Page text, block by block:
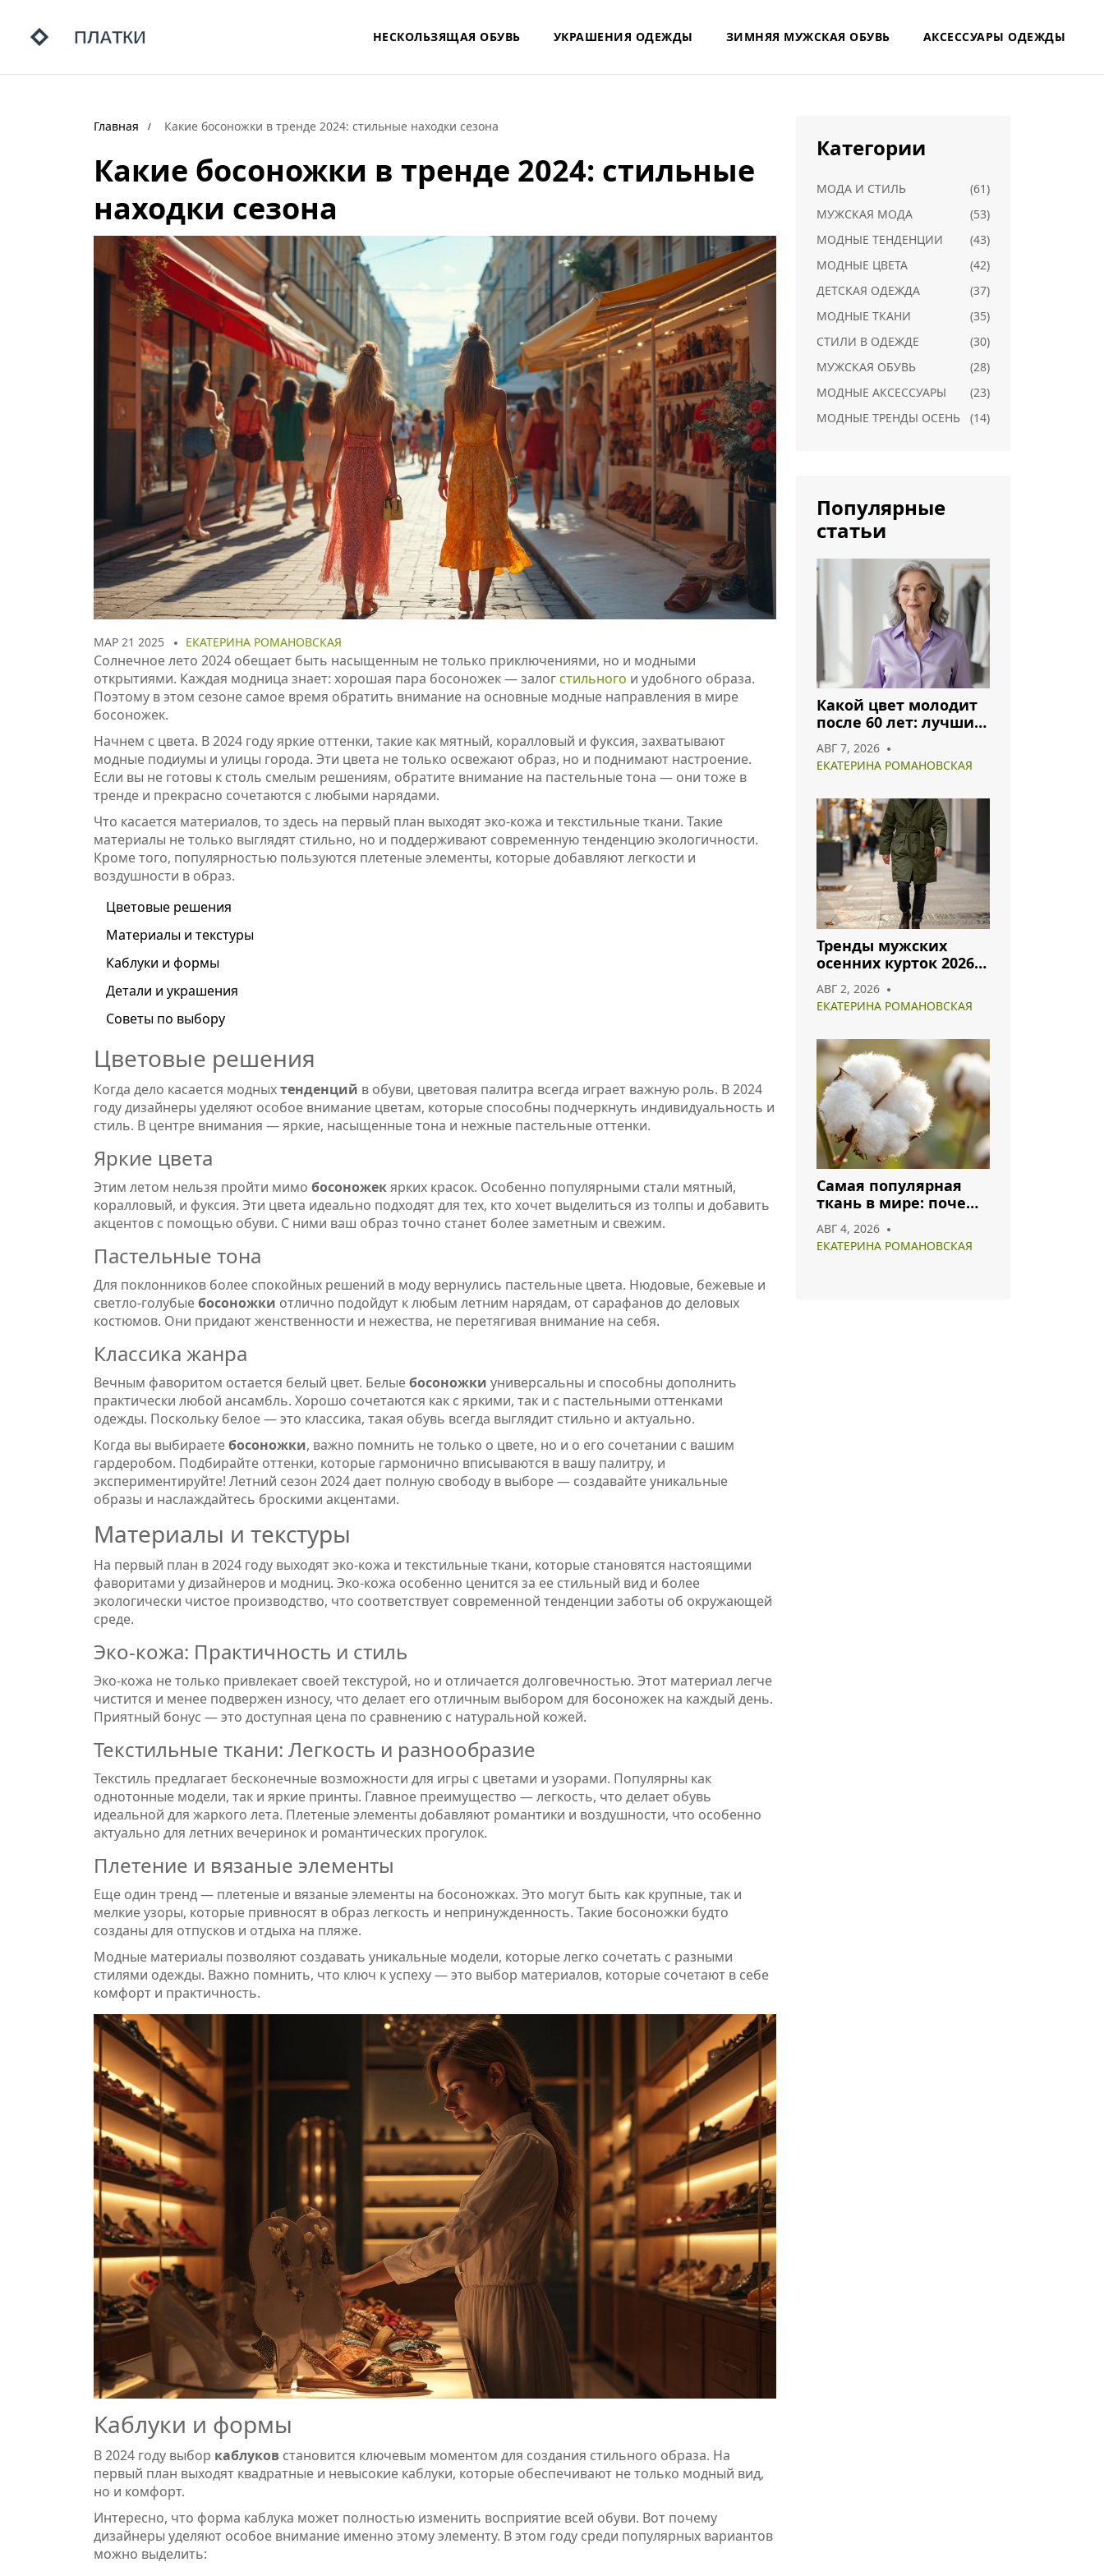
НЕСКОЛЬЗЯЩАЯ ОБУВЬ УКРАШЕНИЯ ОДЕЖДЫ ЗИМНЯЯ МУЖСКАЯ ОБУВЬ АКСЕССУАРЫ ОДЕЖДЫ
Главная Какие босоножки в тренде 2024: стильные находки сезона
Какие босоножки в тренде 2024: стильные
находки сезона
МАР 21 2025 ЕКАТЕРИНА РОМАНОВСКАЯ
Солнечное лето 2024 обещает быть насыщенным не только приключениями, но и модными
открытиями. Каждая модница знает: хорошая пара босоножек — залогстильного и удобного образа.
Поэтому в этом сезоне самое время обратить внимание на основные модные направления в мире
босоножек.
Начнем с цвета. В 2024 году яркие оттенки, такие как мятный, коралловый и фуксия, захватывают
модные подиумы и улицы города. Эти цвета не только освежают образ, но и поднимают настроение.
Если вы не готовы к столь смелым решениям, обратите внимание на пастельные тона — они тоже в
тренде и прекрасно сочетаются с любыми нарядами.
Что касается материалов, то здесь на первый план выходят эко-кожа и текстильные ткани. Такие
материалы не только выглядят стильно, но и поддерживают современную тенденцию экологичности.
Кроме того, популярностью пользуются плетеные элементы, которые добавляют легкости и
воздушности в образ.
Цветовые решения
Материалы и текстуры
Каблуки и формы
Детали и украшения
Советы по выбору
Цветовые решения
Когда дело касается модныхтенденций в обуви, цветовая палитра всегда играет важную роль. В 2024
году дизайнеры уделяют особое внимание цветам, которые способны подчеркнуть индивидуальность и
стиль. В центре внимания — яркие, насыщенные тона и нежные пастельные оттенки.
Яркие цвета
Этим летом нельзя пройти мимо босоножекярких красок. Особенно популярными стали мятный,
коралловый, и фуксия. Эти цвета идеально подходят для тех, кто хочет выделиться из толпы и добавить
акцентов с помощью обуви. С ними ваш образ точно станет более заметным и свежим.
Пастельные тона
Для поклонников более спокойных решений в моду вернулись пастельные цвета. Нюдовые, бежевые и
светло-голубыебосоножки отлично подойдут к любым летним нарядам, от сарафанов до деловых
костюмов. Они придают женственности и нежества, не перетягивая внимание на себя.
Классика жанра
Вечным фаворитом остается белый цвет. Белыебосоножки универсальны и способны дополнить
практически любой ансамбль. Хорошо сочетаются как с яркими, так и с пастельными оттенками
одежды. Поскольку белое — это классика, такая обувь всегда выглядит стильно и актуально.
Когда вы выбираетебосоножки, важно помнить не только о цвете, но и о его сочетании с вашим
гардеробом. Подбирайте оттенки, которые гармонично вписываются в вашу палитру, и
экспериментируйте! Летний сезон 2024 дает полную свободу в выборе — создавайте уникальные
образы и наслаждайтесь броскими акцентами.
Материалы и текстуры
На первый план в 2024 году выходят эко-кожа и текстильные ткани, которые становятся настоящими
фаворитами у дизайнеров и модниц. Эко-кожа особенно ценится за ее стильный вид и более
экологически чистое производство, что соответствует современной тенденции заботы об окружающей
среде.
Эко-кожа: Практичность и стиль
Эко-кожа не только привлекает своей текстурой, но и отличается долговечностью. Этот материал легче
чистится и менее подвержен износу, что делает его отличным выбором для босоножек на каждый день.
Приятный бонус — это доступная цена по сравнению с натуральной кожей.
Текстильные ткани: Легкость и разнообразие
Текстиль предлагает бесконечные возможности для игры с цветами и узорами. Популярны как
однотонные модели, так и яркие принты. Главное преимущество — легкость, что делает обувь
идеальной для жаркого лета. Плетеные элементы добавляют романтики и воздушности, что особенно
актуально для летних вечеринок и романтических прогулок.
Плетение и вязаные элементы
Еще один тренд — плетеные и вязаные элементы на босоножках. Это могут быть как крупные, так и
мелкие узоры, которые привносят в образ легкость и непринужденность. Такие босоножки будто
созданы для отпусков и отдыха на пляже.
Модные материалы позволяют создавать уникальные модели, которые легко сочетать с разными
стилями одежды. Важно помнить, что ключ к успеху — это выбор материалов, которые сочетают в себе
комфорт и практичность.
Каблуки и формы
В 2024 году выбор каблуков становится ключевым моментом для создания стильного образа. На
первый план выходят квадратные и невысокие каблуки, которые обеспечивают не только модный вид,
но и комфорт.
Интересно, что форма каблука может полностью изменить восприятие всей обуви. Вот почему
дизайнеры уделяют особое внимание именно этому элементу. В этом году среди популярных вариантов
можно выделить:
Категории
МОДА И СТИЛЬ
(61)
МУЖСКАЯ МОДА
(53)
МОДНЫЕ ТЕНДЕНЦИИ
(43)
МОДНЫЕ ЦВЕТА
(42)
ДЕТСКАЯ ОДЕЖДА
(37)
МОДНЫЕ ТКАНИ
(35)
СТИЛИ В ОДЕЖДЕ
(30)
МУЖСКАЯ ОБУВЬ
(28)
МОДНЫЕ АКСЕССУАРЫ
(23)
МОДНЫЕ ТРЕНДЫ ОСЕНЬ
(14)
Популярные
статьи
Какой цвет молодит
после 60 лет: лучшие
оттенки для
гармоничного образа
АВГ 7, 2026
ЕКАТЕРИНА РОМАНОВСКАЯ
Тренды мужских
осенних курток 2026:
сочетать
АВГ 2, 2026
ЕКАТЕРИНА РОМАНОВСКАЯ
Самая популярная
ткань в мире: почему
лидируют в 2026 году
АВГ 4, 2026
ЕКАТЕРИНА РОМАНОВСКАЯ